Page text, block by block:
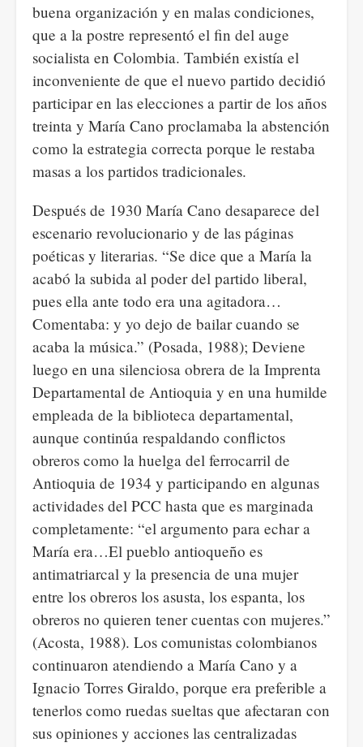
buena organización y en malas condiciones,
que a la postre representó el fin del auge
socialista en Colombia. También existía el
inconveniente de que el nuevo partido decidió
participar en las elecciones a partir de los años
treinta y María Cano proclamaba la abstención
como la estrategia correcta porque le restaba
masas a los partidos tradicionales.
Después de 1930 María Cano desaparece del
escenario revolucionario y de las páginas
poéticas y literarias. “Se dice que a María la
acabó la subida al poder del partido liberal,
pues ella ante todo era una agitadora…
Comentaba: y yo dejo de bailar cuando se
acaba la música.” (Posada, 1988); Deviene
luego en una silenciosa obrera de la Imprenta
Departamental de Antioquia y en una humilde
empleada de la biblioteca departamental,
aunque continúa respaldando conflictos
obreros como la huelga del ferrocarril de
Antioquia de 1934 y participando en algunas
actividades del PCC hasta que es marginada
completamente: “el argumento para echar a
María era…El pueblo antioqueño es
antimatriarcal y la presencia de una mujer
entre los obreros los asusta, los espanta, los
obreros no quieren tener cuentas con mujeres.”
(Acosta, 1988). Los comunistas colombianos
continuaron atendiendo a María Cano y a
Ignacio Torres Giraldo, porque era preferible a
tenerlos como ruedas sueltas que afectaran con
sus opiniones y acciones las centralizadas